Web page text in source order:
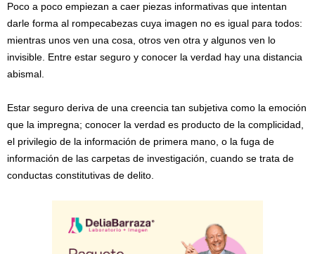
Poco a poco empiezan a caer piezas informativas que intentan
darle forma al rompecabezas cuya imagen no es igual para todos:
mientras unos ven una cosa, otros ven otra y algunos ven lo
invisible. Entre estar seguro y conocer la verdad hay una distancia
abismal.
Estar seguro deriva de una creencia tan subjetiva como la emoción
que la impregna; conocer la verdad es producto de la complicidad,
el privilegio de la información de primera mano, o la fuga de
información de las carpetas de investigación, cuando se trata de
conductas constitutivas de delito.